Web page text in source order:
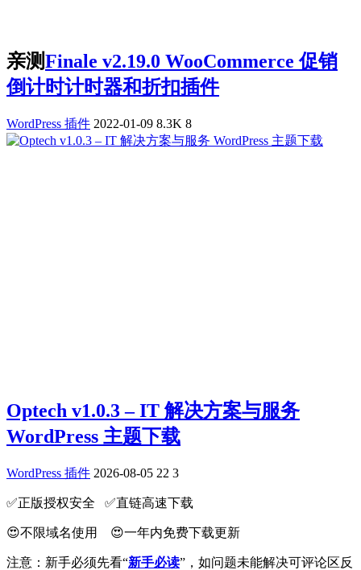
亲测Finale v2.19.0 WooCommerce 促销
倒计时计时器和折扣插件
WordPress 插件 2022-01-09 8.3K 8
Optech v1.0.3 – IT 解决方案与服务
WordPress 主题下载
WordPress 插件 2026-08-05 22 3
✅️正版授权安全 ✅️直链高速下载
😍不限域名使用 😍一年内免费下载更新
注意：新手必须先看“新手必读”，如问题未能解决可评论区反